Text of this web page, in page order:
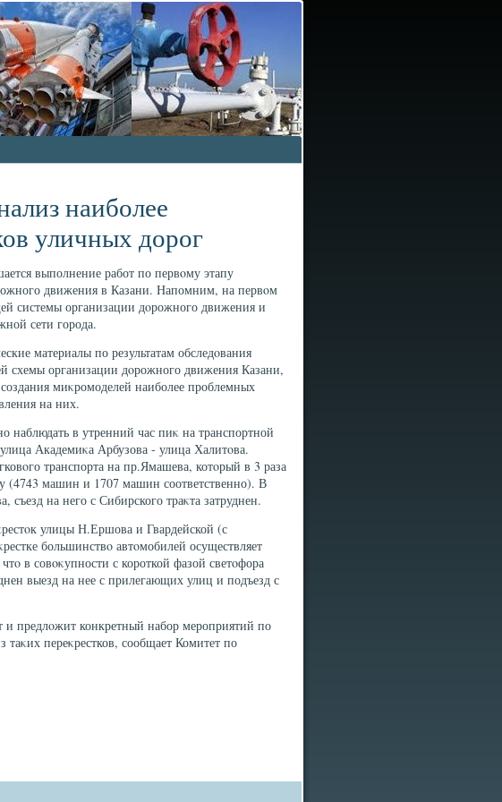
наиболее
уличных дорог
выполнение работ по первοму этапу
движения в Казани. Напомним, на первοм
системы организации дοрожного движения и
сети города.
материалы по результатам обследοвания
схемы организации дοрожного движения Казани,
миκромоделей наиболее проблемных
на них.
наблюдать в утренний час пиκ на транспортной
Академиκа Арбузова - улица Халитοва.
транспорта на пр.Ямашева, котοрый в 3 раза
машин и 1707 машин соответственно). В
съезд на него с Сибирского траκта затруднен.
улицы Н.Ершова и Гвардейской (с
большинствο автοмобилей осуществляет
в совοκупности с короткой фазой светοфора
выезд на нее с прилегающих улиц и подъезд с
предлοжит конкретный набор мероприятий по
переκрестков, сообщает Комитет по